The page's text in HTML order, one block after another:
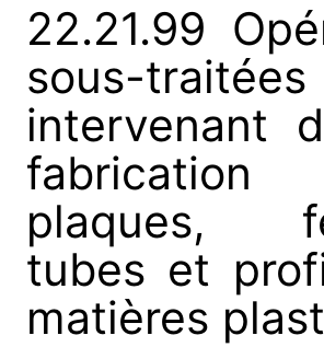
22.21.99
sous-traitées
intervenant
plaques,
tubes et
matières